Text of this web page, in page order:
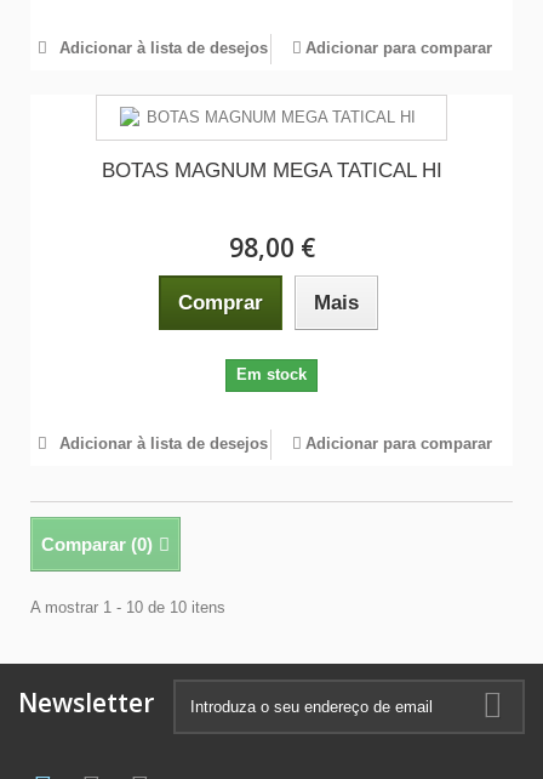
Adicionar à lista de desejos Adicionar para comparar
BOTAS MAGNUM MEGA TATICAL HI
98,00 €
Comprar Mais
Em stock
Adicionar à lista de desejos Adicionar para comparar
Comparar (0)
A mostrar 1 - 10 de 10 itens
Newsletter